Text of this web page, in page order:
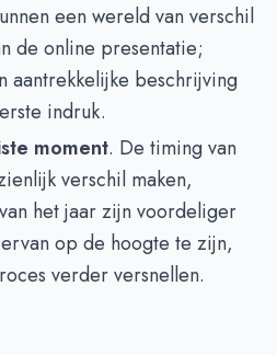
een wereld van verschil
de online presentatie;
aantrekkelijke beschrijving
indruk.
moment. De timing van
verschil maken,
het jaar zijn voordeliger
op de hoogte te zijn,
verder versnellen.